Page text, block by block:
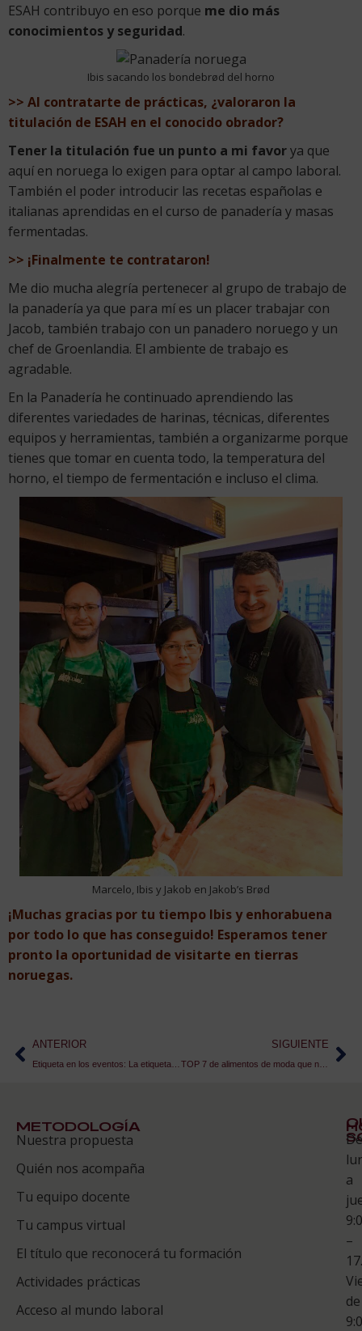
ESAH contribuyo en eso porque me dio más
conocimientos y seguridad.
Ibis sacando los bondebrød del horno
>> Al contratarte de prácticas, ¿valoraron la
titulación de ESAH en el conocido obrador?
Tener la titulación fue un punto a mi favorya que
aquí en noruega lo exigen para optar al campo laboral.
También el poder introducir las recetas españolas e
italianas aprendidas en el curso de panadería y masas
fermentadas.
>> ¡Finalmente te contrataron!
Me dio mucha alegría pertenecer al grupo de trabajo de
la panadería ya que para mí es un placer trabajar con
Jacob, también trabajo con un panadero noruego y un
chef de Groenlandia. El ambiente de trabajo es
agradable.
En la Panadería he continuado aprendiendo las
diferentes variedades de harinas, técnicas, diferentes
equipos y herramientas, también a organizarme porque
tienes que tomar en cuenta todo, la temperatura del
horno, el tiempo de fermentación e incluso el clima.
Marcelo, Ibis y Jakob en Jakob’s Brød
¡Muchas gracias por tu tiempo Ibis y enhorabuena
por todo lo que has conseguido! Esperamos tener
pronto la oportunidad de visitarte en tierras
noruegas.
ANTERIOR SIGUIENTE
TOP 7 de alimentos de moda que no pueden faltar en tu cocina
METODOLOGÍA
Nuestra propuesta
Quién nos acompaña
Tu equipo docente
Tu campus virtual
El título que reconocerá tu formación
Actividades prácticas
Acceso al mundo laboral
Te
De
a
–
de